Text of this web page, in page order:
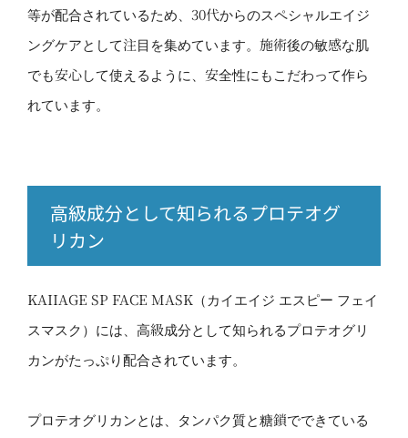
等が配合されているため、30代からのスペシャルエイジ
ングケアとして注目を集めています。施術後の敏感な肌
でも安心して使えるように、安全性にもこだわって作ら
れています。
高級成分として知られるプロテオグ
リカン
KAIIAGE SP FACE MASK（カイエイジ エスピー フェイ
スマスク）には、高級成分として知られるプロテオグリ
カンがたっぷり配合されています。
プロテオグリカンとは、タンパク質と糖鎖でできている